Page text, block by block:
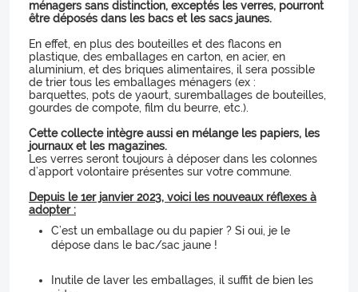
ménagers sans distinction, exceptés les verres, pourront
être déposés dans les bacs et les sacs jaunes.
En effet, en plus des bouteilles et des flacons en
plastique, des emballages en carton, en acier, en
aluminium, et des briques alimentaires, il sera possible
de trier tous les emballages ménagers (ex :
barquettes, pots de yaourt, suremballages de bouteilles,
gourdes de compote, film du beurre, etc.).
Cette collecte intègre aussi en mélange les papiers, les
journaux et les magazines.
Les verres seront toujours à déposer dans les colonnes
d’apport volontaire présentes sur votre commune.
Depuis le 1er janvier 2023, voici les nouveaux réflexes à
adopter :
C’est un emballage ou du papier ? Si oui, je le
dépose dans le bac/sac jaune !
Inutile de laver les emballages, il suffit de bien les